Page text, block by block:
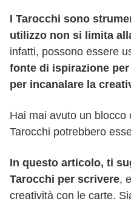
I Tarocchi sono
utilizzo non si limita
infatti, possono essere
fonte di ispirazione
per incanalare la
Hai mai avuto un blocco
Tarocchi potrebbero
In questo articolo, ti
Tarocchi per scrivere,
creatività con le carte.